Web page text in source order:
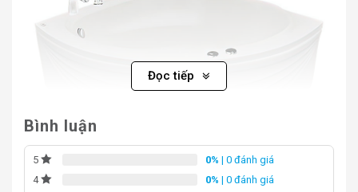
bồn tắm Euroca EU1-1300
Đọc tiếp
Bình luận
5 0% | 0 đánh giá
4
0% | 0 đánh giá